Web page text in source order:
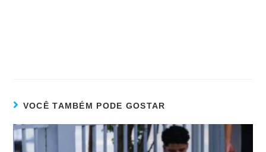
VOCÊ TAMBÉM PODE GOSTAR